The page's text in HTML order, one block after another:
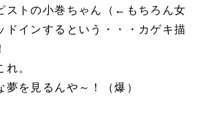
ストの小巻ちゃん（←もちろん女
ドインするという・・・カゲキ描
。
夢を見るんや～！（爆）